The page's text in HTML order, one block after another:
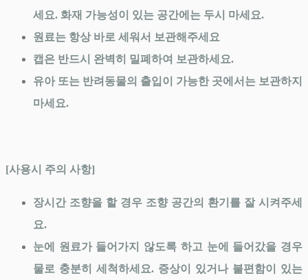
세요. 화재 가능성이 있는 공간에는 두시 마세요.
원료는 항상 바로 세워서 보관해주세요
캡은 반드시 완벽히 밀폐하여 보관하세요.
유아 또는 반려동물의 출입이 가능한 곳에서는 보관하지
마세요.
[사용시 주의 사항]
장시간 조향을 할 경우 조향 공간의 환기를 잘 시켜주세
요.
눈에 원료가 들어가지 않도록 하고 눈에 들어갔을 경우
물로 충분히 세척하세요. 증상이 있거나 불편함이 있는